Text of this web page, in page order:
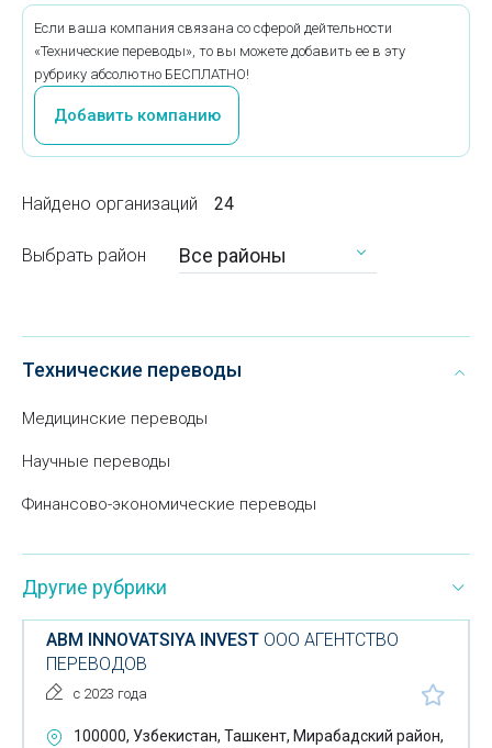
Если ваша компания связана со сферой дейтельности
«Технические переводы», то вы можете добавить ее в эту
рубрику абсолютно БЕСПЛАТНО!
Добавить компанию
Найдено организаций 24
Выбрать район Все районы
Технические переводы
Медицинские переводы
Научные переводы
Финансово-экономические переводы
Другие рубрики
ABM INNOVATSIYA INVEST ООО АГЕНТСТВО
ПЕРЕВОДОВ
с 2023 года
100000, Узбекистан, Ташкент, Мирабадский район,